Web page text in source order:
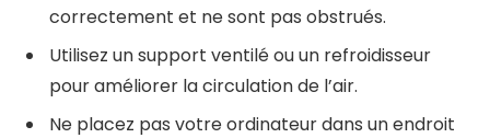
correctement et ne sont pas obstrués.
Utilisez un support ventilé ou un refroidisseur
pour améliorer la circulation de l’air.
Ne placez pas votre ordinateur dans un endroit